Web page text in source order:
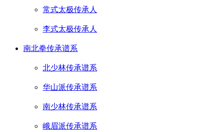
常式太极传承人
李式太极传承人
南北拳传承谱系
北少林传承谱系
华山派传承谱系
南少林传承谱系
峨眉派传承谱系